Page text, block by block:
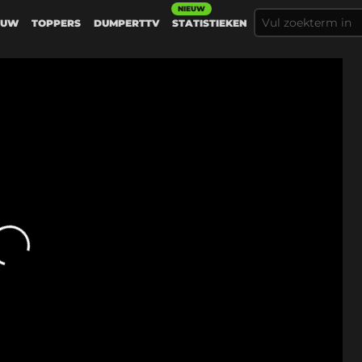
TOPPERS DUMPERTTV STATISTIEKEN
NIEUW